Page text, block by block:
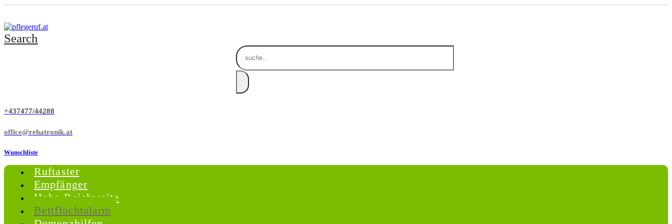
Search
+437477/44288
office@rehatronik.at
Wunschliste
Ruftaster
Empfänger
Hohe Reichweite
Bettfluchtalarm